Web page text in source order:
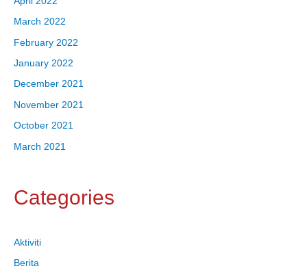
March 2022
February 2022
January 2022
December 2021
November 2021
October 2021
March 2021
Categories
Aktiviti
Berita